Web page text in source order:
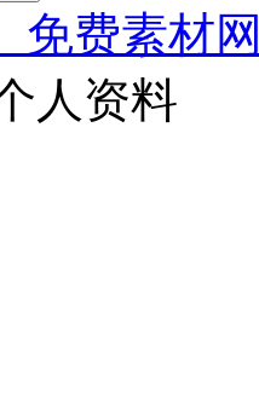
免费素材
人资料